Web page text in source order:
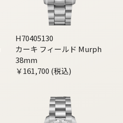
H70405130
カーキ フィールド Murph
38mm
￥161,700 (税込)